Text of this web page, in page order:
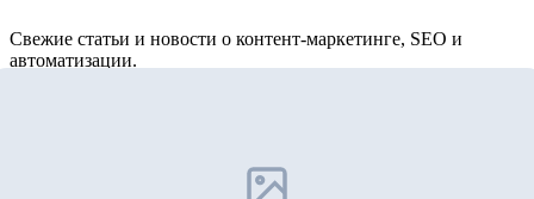
Свежие статьи и новости о контент-маркетинге, SEO и
автоматизации.